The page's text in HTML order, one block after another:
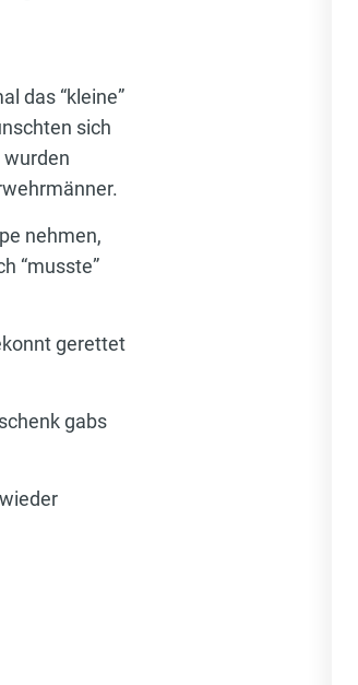
das “kleine”
sich
wurden
nehmen,
“musste”
gerettet
gabs